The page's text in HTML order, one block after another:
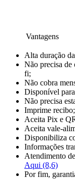
Vantagens
Alta duração
Não precisa
fi;
Não cobra
Disponível
Não precisa
Imprime recibo;
Aceita Pix e
Aceita vale-
Disponibiliza
Informações
Atendimento
Aqui (8,6)
Por fim,